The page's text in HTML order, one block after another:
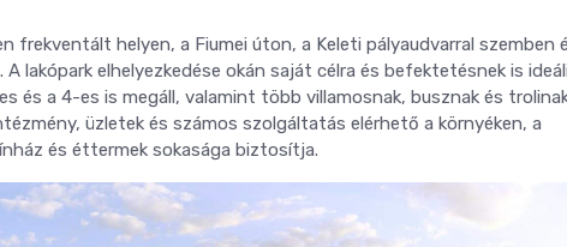
frekventált helyen, a Fiumei úton, a Keleti pályaudvarral szemben
lakópark elhelyezkedése okán saját célra és befektetésnek is
és a 4-es is megáll, valamint több villamosnak, busznak és
üzletek és számos szolgáltatás elérhető a környéken, a
és éttermek sokasága biztosítja.